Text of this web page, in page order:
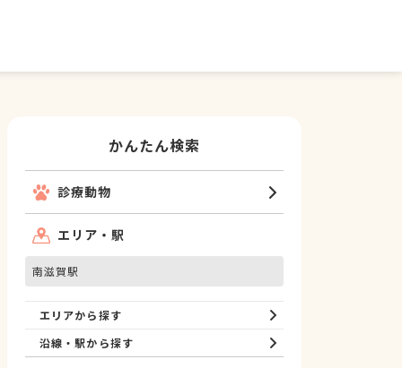
かんたん検索
診療動物
エリア・駅
南滋賀駅
エリアから探す
沿線・駅から探す